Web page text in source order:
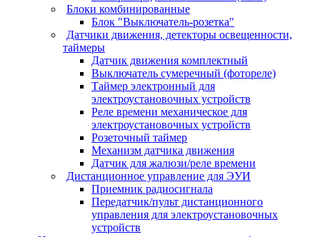
Блоки комбинированные
Блок "Выключатель-розетка"
Датчики движения, детекторы освещенности,
таймеры
Датчик движения комплектный
Выключатель сумеречный (фотореле)
Таймер электронный для
электроустановочных устройств
Реле времени механическое для
электроустановочных устройств
Розеточный таймер
Механизм датчика движения
Датчик для жалюзи/реле времени
Дистанционное управление для ЭУИ
Приемник радиосигнала
Передатчик/пульт дистанционного
управления для электроустановочных
устройств